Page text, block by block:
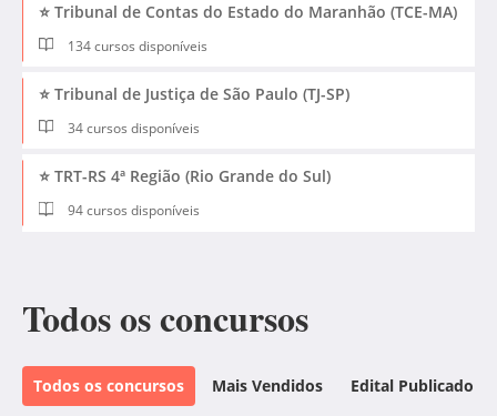
⭐ Tribunal de Contas do Estado do Maranhão (TCE-MA)
134 cursos disponíveis
⭐ Tribunal de Justiça de São Paulo (TJ-SP)
34 cursos disponíveis
⭐ TRT-RS 4ª Região (Rio Grande do Sul)
94 cursos disponíveis
Todos os concursos
Todos os concursos Mais Vendidos Edital Publicado